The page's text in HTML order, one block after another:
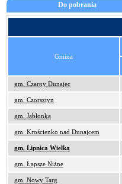
Do pobrania
Gmina
gm. Czarny Dunajec
gm. Czorsztyn
gm. Jabłonka
gm. Krościenko nad Dunajcem
gm. Lipnica Wielka
gm. Łapsze Niżne
gm. Nowy Targ